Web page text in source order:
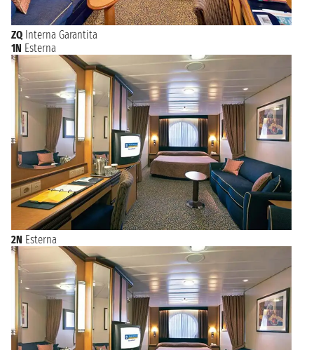
ZQ Interna Garantita
1N Esterna
2N Esterna